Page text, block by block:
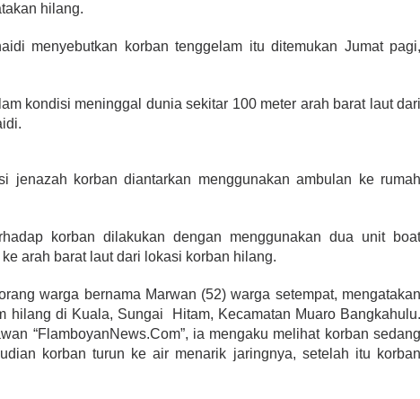
hilang.
menyebutkan korban tenggelam itu ditemukan Jumat pagi,
kondisi meninggal dunia sekitar 100 meter arah barat laut dari
jenazah korban diantarkan menggunakan ambulan ke rumah
korban dilakukan dengan menggunakan dua unit boat
arah barat laut dari lokasi korban hilang.
warga bernama Marwan (52) warga setempat, mengatakan
hilang di Kuala, Sungai Hitam, Kecamatan Muaro Bangkahulu.
“FlamboyanNews.Com”, ia mengaku melihat korban sedang
korban turun ke air menarik jaringnya, setelah itu korban